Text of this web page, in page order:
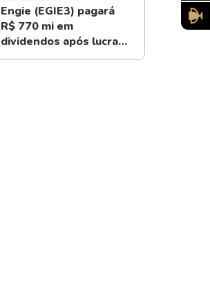
Engie (EGIE3) pagará
R$ 770 mi em
dividendos após lucrar
R$ 694 mi no 2T26